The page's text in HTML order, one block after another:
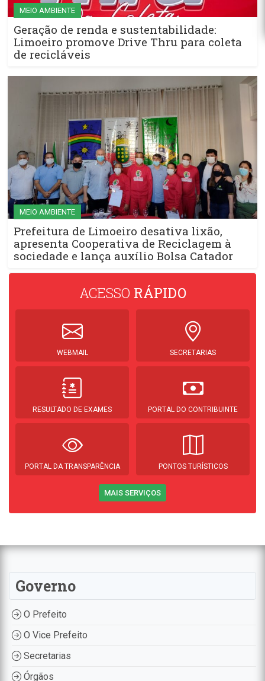
MEIO AMBIENTE
Geração de renda e sustentabilidade:
Limoeiro promove Drive Thru para coleta
de recicláveis
MEIO AMBIENTE
Prefeitura de Limoeiro desativa lixão,
apresenta Cooperativa de Reciclagem à
sociedade e lança auxílio Bolsa Catador
ACESSO RÁPIDO
WEBMAIL SECRETARIAS
RESULTADO DE EXAMES PORTAL DO CONTRIBUINTE
PORTAL DA TRANSPARÊNCIA PONTOS TURÍSTICOS
MAIS SERVIÇOS
Governo
O Prefeito
O Vice Prefeito
Secretarias
Órgãos